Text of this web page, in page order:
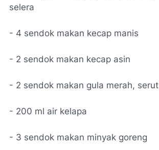
selera
- 4 sendok makan kecap manis
- 2 sendok makan kecap asin
- 2 sendok makan gula merah, serut
- 200 ml air kelapa
- 3 sendok makan minyak goreng